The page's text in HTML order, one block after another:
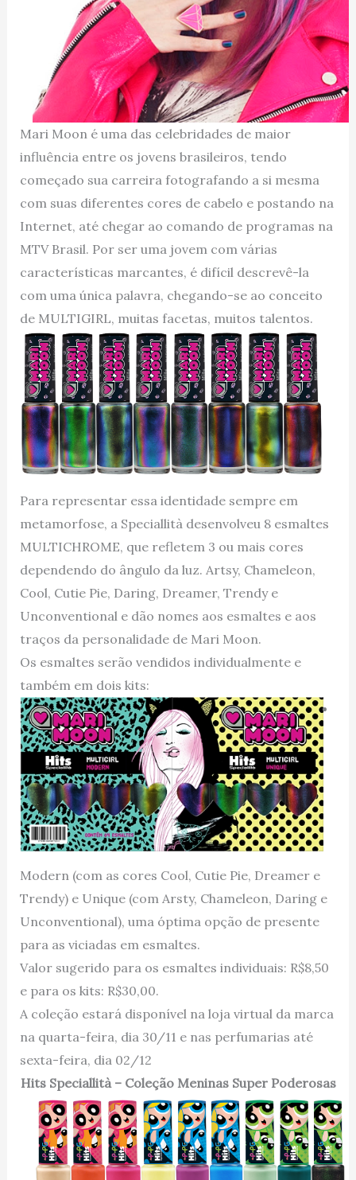
Mari Moon é uma das celebridades de maior
influência entre os jovens brasileiros, tendo
começado sua carreira fotografando a si mesma
com suas diferentes cores de cabelo e postando na
Internet, até chegar ao comando de programas na
MTV Brasil. Por ser uma jovem com várias
características marcantes, é difícil descrevê-la
com uma única palavra, chegando-se ao conceito
de MULTIGIRL, muitas facetas, muitos talentos.
Para representar essa identidade sempre em
metamorfose, a Speciallità desenvolveu 8 esmaltes
MULTICHROME, que refletem 3 ou mais cores
dependendo do ângulo da luz. Artsy, Chameleon,
Cool, Cutie Pie, Daring, Dreamer, Trendy e
Unconventional e dão nomes aos esmaltes e aos
traços da personalidade de Mari Moon.
Os esmaltes serão vendidos individualmente e
também em dois kits:
Modern (com as cores Cool, Cutie Pie, Dreamer e
Trendy) e Unique (com Arsty, Chameleon, Daring e
Unconventional), uma óptima opção de presente
para as viciadas em esmaltes.
Valor sugerido para os esmaltes individuais: R$8,50
e para os kits: R$30,00.
A coleção estará disponível na loja virtual da marca
na quarta-feira, dia 30/11 e nas perfumarias até
sexta-feira, dia 02/12
Hits Speciallità – Coleção Meninas Super Poderosas